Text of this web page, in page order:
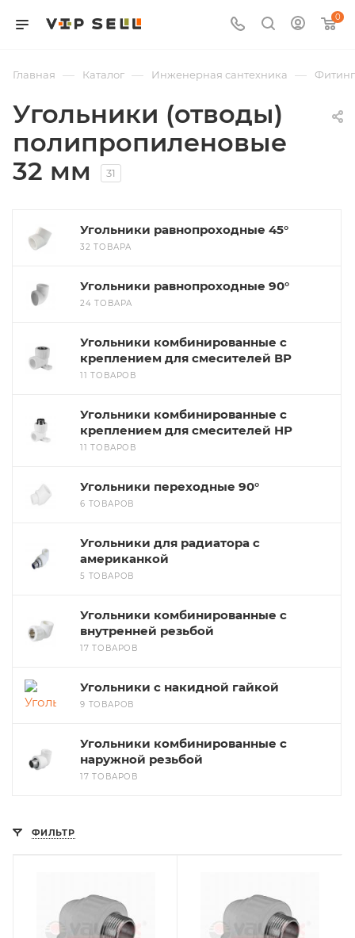
0
Главная — Каталог — Инженерная сантехника —
Угольники (отводы)
полипропиленовые
32 мм
31
Угольники равнопроходные 45°
32 ТОВАРА
Угольники равнопроходные 90°
24 ТОВАРА
Угольники комбинированные с
креплением для смесителей ВР
11 ТОВАРОВ
Угольники комбинированные с
креплением для смесителей НР
11 ТОВАРОВ
Угольники переходные 90°
6 ТОВАРОВ
Угольники для радиатора с
американкой
5 ТОВАРОВ
Угольники комбинированные с
внутренней резьбой
17 ТОВАРОВ
Угольники с накидной гайкой
9 ТОВАРОВ
Угольники комбинированные с
наружной резьбой
17 ТОВАРОВ
ФИЛЬТР